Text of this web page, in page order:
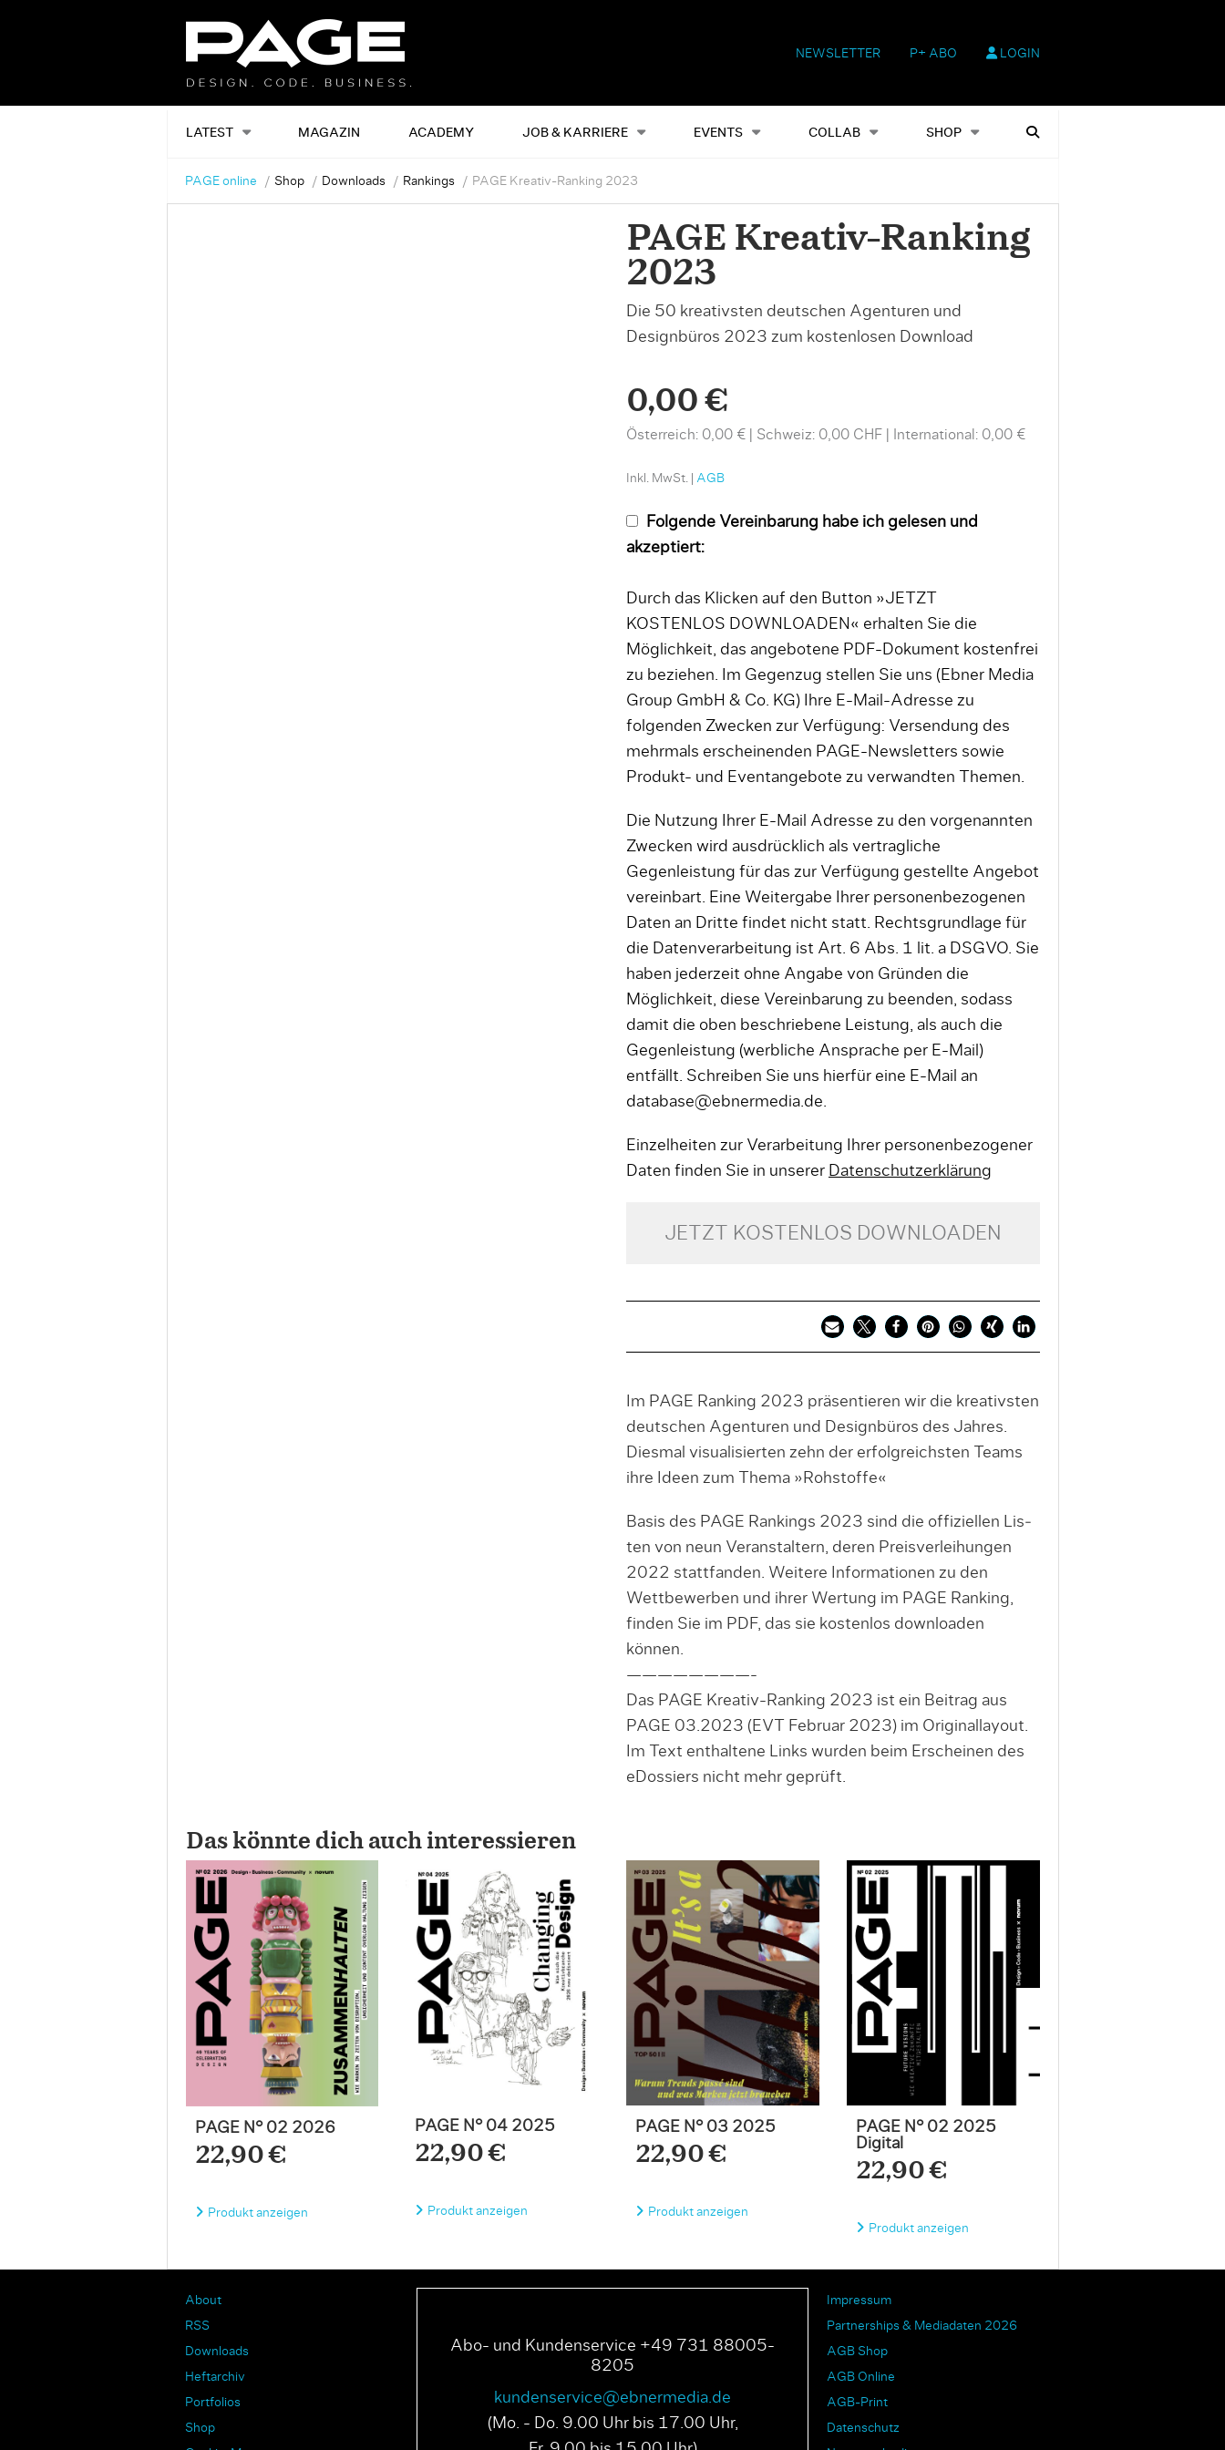
NEWSLETTER P+ ABO LOGIN
LATEST MAGAZIN ACADEMY JOB & KARRIERE EVENTS COLLAB SHOP
Alles Events Shop Heftausgaben Suchen
PAGE online Shop Downloads Rankings PAGE Kreativ-Ranking 2023
PAGE Kreativ-Ranking
2023
Die 50 kreativsten deutschen Agenturen und
Designbüros 2023 zum kostenlosen Download
0,00 €
Österreich: 0,00 € Schweiz: 0,00 CHF International: 0,00 €
Inkl. MwSt. | AGB
Folgende Vereinbarung habe ich gelesen und
akzeptiert:
Durch das Klicken auf den Button »JETZT
KOSTENLOS DOWNLOADEN« erhalten Sie die
Möglichkeit, das angebotene PDF-Dokument kostenfrei
zu beziehen. Im Gegenzug stellen Sie uns (Ebner Media
Group GmbH & Co. KG) Ihre E-Mail-Adresse zu
folgenden Zwecken zur Verfügung: Versendung des
mehrmals erscheinenden PAGE-Newsletters sowie
Produkt- und Eventangebote zu verwandten Themen.
Die Nutzung Ihrer E-Mail Adresse zu den vorgenannten
Zwecken wird ausdrücklich als vertragliche
Gegenleistung für das zur Verfügung gestellte Angebot
vereinbart. Eine Weitergabe Ihrer personenbezogenen
Daten an Dritte findet nicht statt. Rechtsgrundlage für
die Datenverarbeitung ist Art. 6 Abs. 1 lit. a DSGVO. Sie
haben jederzeit ohne Angabe von Gründen die
Möglichkeit, diese Vereinbarung zu beenden, sodass
damit die oben beschriebene Leistung, als auch die
Gegenleistung (werbliche Ansprache per E-Mail)
entfällt. Schreiben Sie uns hierfür eine E-Mail an
database@ebnermedia.de.
Einzelheiten zur Verarbeitung Ihrer personenbezogener
Daten finden Sie in unserer Datenschutzerklärung
JETZT KOSTENLOS DOWNLOADEN
Im PAGE Ranking 2023 präsentieren wir die kreativsten
deutschen Agenturen und Designbüros des Jahres.
Diesmal visualisierten zehn der erfolgreichsten Teams
ihre Ideen zum Thema »Rohstoffe«
Basis des PAGE Rankings 2023 sind die offiziellen Lis­
ten von neun Veranstaltern, deren Preisverleihungen
2022 stattfanden. Weitere Informationen zu den
Wettbewerben und ihrer Wertung im PAGE Ranking,
finden Sie im PDF, das sie kostenlos downloaden
können.
————————-
Das PAGE Kreativ-Ranking 2023 ist ein Beitrag aus
PAGE 03.2023 (EVT Februar 2023) im Originallayout.
Im Text enthaltene Links wurden beim Erscheinen des
eDossiers nicht mehr geprüft.
Das könnte dich auch interessieren
PAGE N° 02 2026
22,90 €
Produkt anzeigen
PAGE N° 04 2025
22,90 €
Produkt anzeigen
PAGE N° 03 2025
22,90 €
Produkt anzeigen
PAGE N° 02 2025
Digital
22,90 €
Produkt anzeigen
About
RSS
Downloads
Heftarchiv
Portfolios
Shop
Abo- und Kundenservice +49 731 88005-
8205
kundenservice@ebnermedia.de
(Mo. - Do. 9.00 Uhr bis 17.00 Uhr,
Impressum
Partnerships & Mediadaten 2026
AGB Shop
AGB Online
AGB-Print
Datenschutz